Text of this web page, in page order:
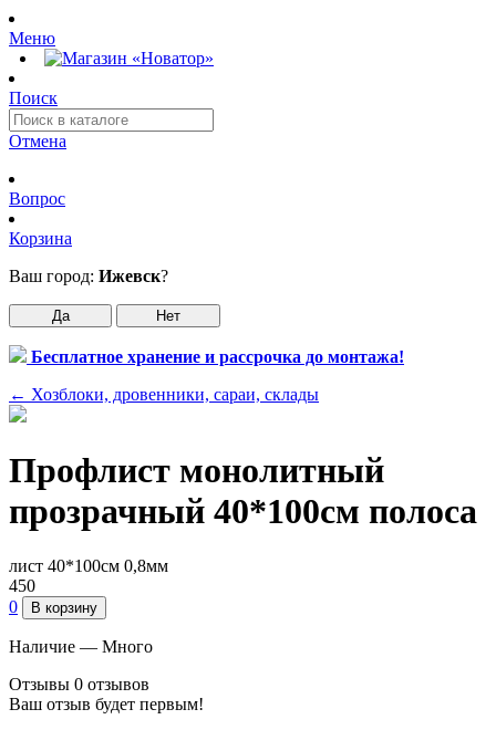
Меню
Поиск
Отмена
Вопрос
Корзина
Ваш город: Ижевск?
Да Нет
Бесплатное хранение и рассрочка до монтажа!
← Хозблоки, дровенники, сараи, склады
Профлист монолитный
прозрачный 40*100см полоса
лист 40*100см 0,8мм
450
0
В корзину
Наличие — Много
Отзывы 0 отзывов
Ваш отзыв будет первым!